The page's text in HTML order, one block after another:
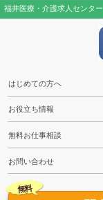
福井医療・介護求人センター
はじめての方へ
お役立ち情報
無料お仕事相談
お問い合わせ
無料